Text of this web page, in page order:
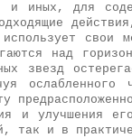
и иных, для
свои
над
звезд
и улучшения
так и в